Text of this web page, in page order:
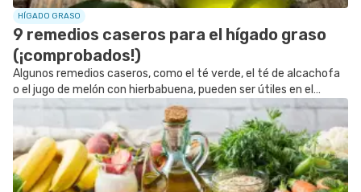
HÍGADO GRASO
9 remedios caseros para el hígado graso
(¡comprobados!)
Algunos remedios caseros, como el té verde, el té de alcachofa
o el jugo de melón con hierbabuena, pueden ser útiles en el
tratamiento del hígado graso, ya que ayudan a reducir los